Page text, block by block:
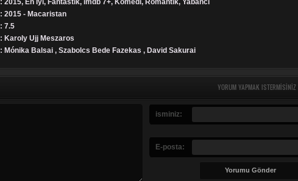
: 2015 - Macaristan
: 7.5
: Karoly Ujj Meszaros
: Mónika Balsai , Szabolcs Bede Fazekas , David Sakurai
YORUM YAPMAK
isminiz:
E-posta: